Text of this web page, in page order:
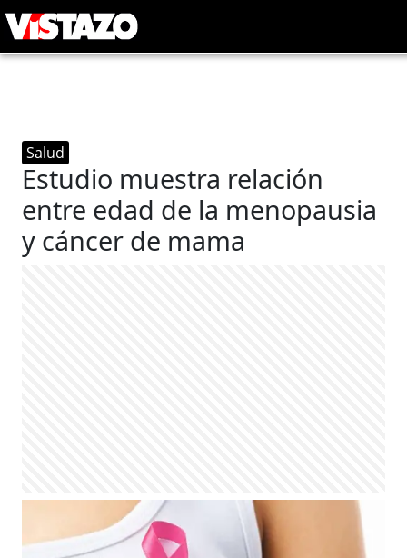
Salud
Estudio muestra relación
entre edad de la menopausia
y cáncer de mama